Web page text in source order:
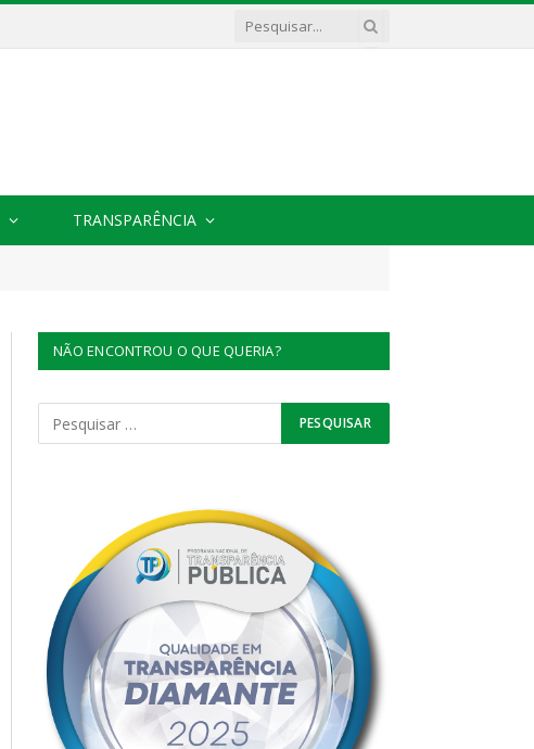
TRANSPARÊNCIA
NÃO ENCONTROU O QUE QUERIA?